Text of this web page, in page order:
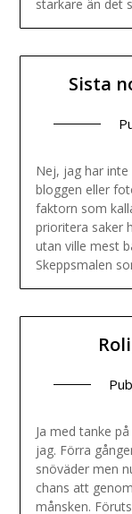
starkare än det
Sista
Nej, jag har
bloggen eller
faktorn som
prioritera saker
utan ville mest
Skeppsmalen
Ja med tanke
jag. Förra
snöväder men
chans att
månsken.